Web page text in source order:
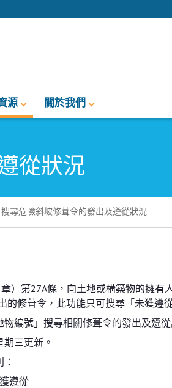
源 關於我們
從狀況
搜尋危險斜坡修葺令的發出及遵從狀況
）第27A條，向土地或構築物的擁
的修葺令，此功能只可搜尋「未獲遵
編號」搜尋相關修葺令的發出及遵從
三更新。
遵從